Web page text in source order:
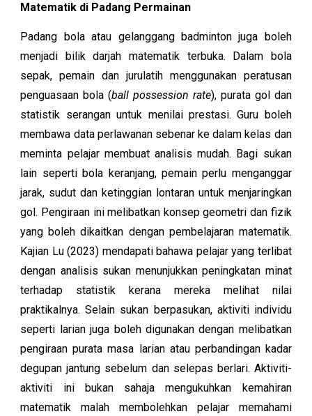
Matematik di Padang Permainan
Padang bola atau gelanggang badminton juga boleh
menjadi bilik darjah matematik terbuka. Dalam bola
sepak, pemain dan jurulatih menggunakan peratusan
penguasaan bola (ball possession rate), purata gol dan
statistik serangan untuk menilai prestasi. Guru boleh
membawa data perlawanan sebenar ke dalam kelas dan
meminta pelajar membuat analisis mudah. Bagi sukan
lain seperti bola keranjang, pemain perlu menganggar
jarak, sudut dan ketinggian lontaran untuk menjaringkan
gol. Pengiraan ini melibatkan konsep geometri dan fizik
yang boleh dikaitkan dengan pembelajaran matematik.
Kajian Lu (2023) mendapati bahawa pelajar yang terlibat
dengan analisis sukan menunjukkan peningkatan minat
terhadap statistik kerana mereka melihat nilai
praktikalnya. Selain sukan berpasukan, aktiviti individu
seperti larian juga boleh digunakan dengan melibatkan
pengiraan purata masa larian atau perbandingan kadar
degupan jantung sebelum dan selepas berlari. Aktiviti-
aktiviti ini bukan sahaja mengukuhkan kemahiran
matematik malah membolehkan pelajar memahami